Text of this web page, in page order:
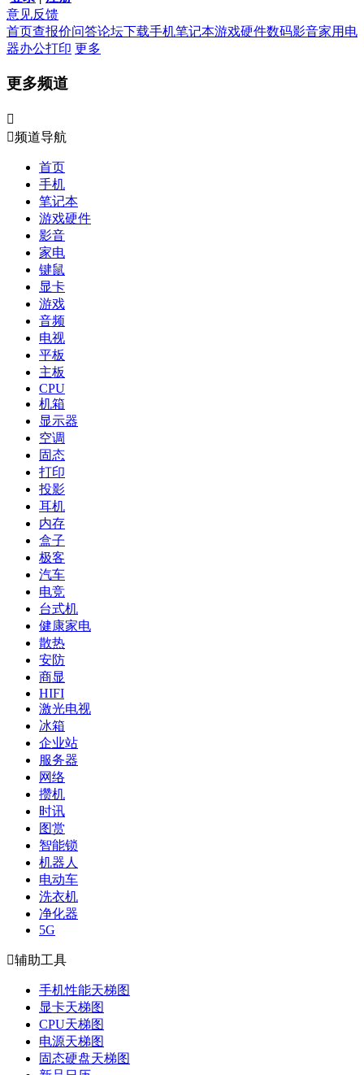
意见反馈
首页查报价问答论坛下载手机笔记本游戏硬件数码影音家用电
器办公打印 更多
更多频道

频道导航
首页
手机
笔记本
游戏硬件
影音
家电
键鼠
显卡
游戏
音频
电视
平板
主板
CPU
机箱
显示器
空调
固态
打印
投影
耳机
内存
盒子
极客
汽车
电竞
台式机
健康家电
散热
安防
商显
HIFI
激光电视
冰箱
企业站
服务器
网络
攒机
时讯
图赏
智能锁
机器人
电动车
洗衣机
净化器
5G
辅助工具
手机性能天梯图
显卡天梯图
CPU天梯图
电源天梯图
固态硬盘天梯图